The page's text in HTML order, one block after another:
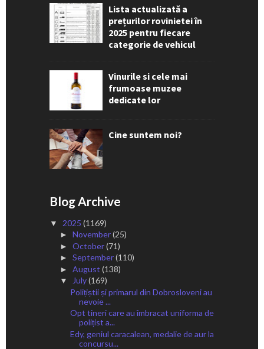
Lista actualizată a
prețurilor rovinietei în
2025 pentru fiecare
categorie de vehicul
Vinurile si cele mai
frumoase muzee
dedicate lor
Cine suntem noi?
Blog Archive
▼ 2025 (1169)
► November(25)
► October(71)
► September(110)
► August (138)
▼ July(169)
Polițiștii și primarul din Dobrosloveni au
nevoie ...
Opt tineri care au îmbracat uniforma de
polițist a...
Edy, geniul caracalean, medalie de aur la
concursu...